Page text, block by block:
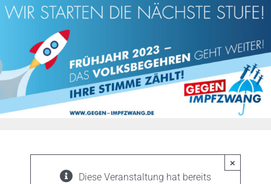
Zum
Inhalt
×
Diese Veranstaltung hat bereits